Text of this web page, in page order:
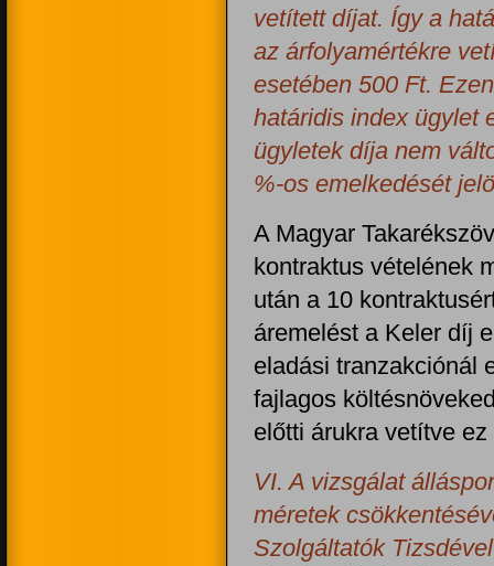
vetített díjat. Így a
az árfolyamértékre
esetében 500 Ft.
határidis index ügylet
ügyletek díja nem
%-os emelkedését
A Magyar
kontraktus vételének
után a 10
áremelést a Keler díj
eladási tranzakciónál
fajlagos
előtti árukra vetítve ez
VI. A vizsgálat
méretek
Szolgáltatók